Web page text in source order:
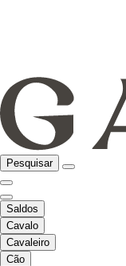
Pesquisar
Saldos
Cavalo
Cavaleiro
Cão